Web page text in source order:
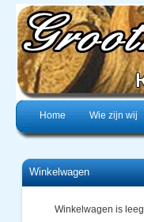
Home Wie zijn wij
Winkelwagen
Winkelwagen is leeg